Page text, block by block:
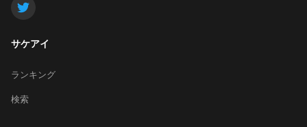
サケアイ
ランキング
検索